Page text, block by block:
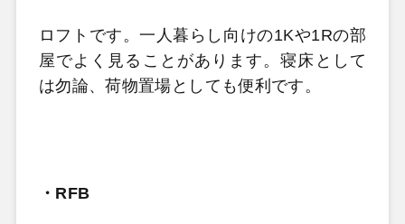
ロフトです。一人暮らし向けの1Kや1Rの部
屋でよく見ることがあります。寝床として
は勿論、荷物置場としても便利です。
・ RFB